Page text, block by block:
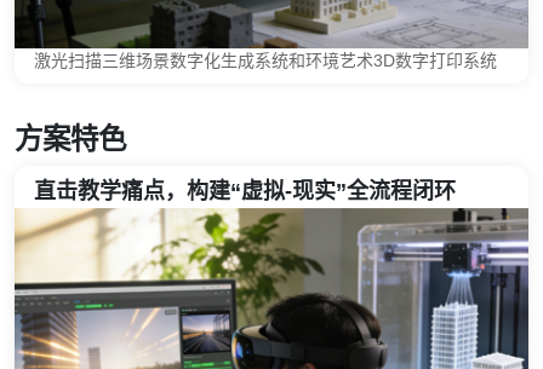
激光扫描三维场景数字化生成系统和环境艺术3D数字打印系统
方案特色
直击教学痛点，构建“虚拟-现实”全流程闭环